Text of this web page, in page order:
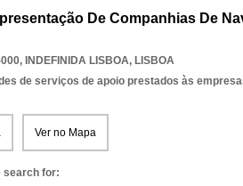
De Companhias De
, INDEFINIDA LISBOA, LISBOA
de serviços de apoio prestados às
Ver no Mapa
search for: